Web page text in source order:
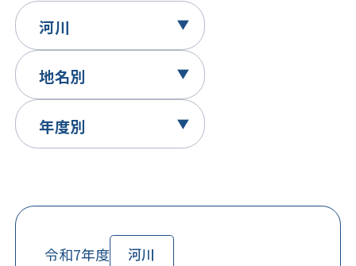
令和7年度 河川